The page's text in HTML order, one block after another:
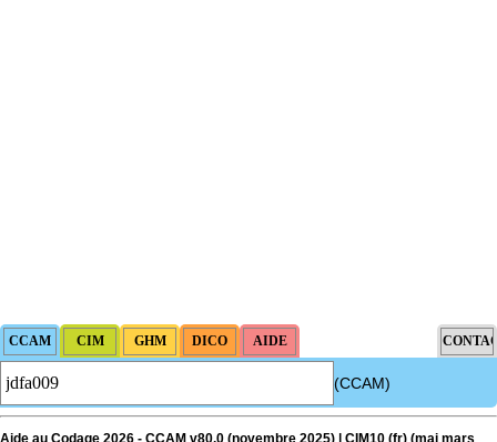
(CCAM)
Aide au Codage 2026 - CCAM v80.0 (novembre 2025) | CIM10 (fr) (maj mars